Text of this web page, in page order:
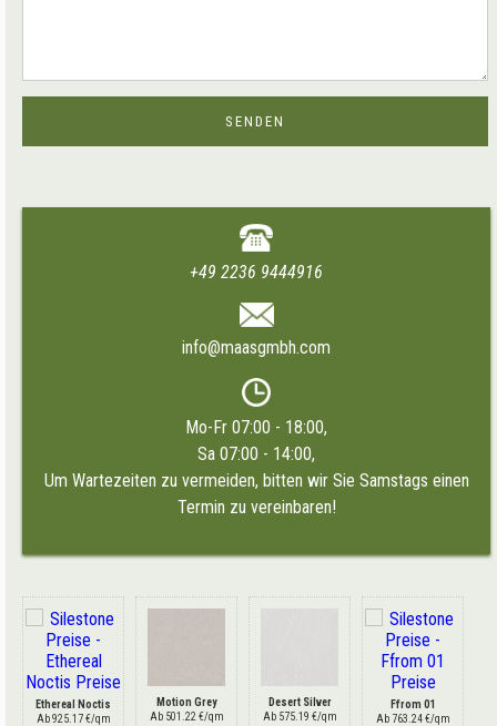
+49 2236 9444916
info@maasgmbh.com
Mo-Fr 07:00 - 18:00,
Sa 07:00 - 14:00,
Um Wartezeiten zu vermeiden, bitten wir Sie Samstags einen
Termin zu vereinbaren!
Ethereal Noctis
Ab 925.17 €/qm
Motion Grey
Ab 501.22 €/qm
Desert Silver
Ab 575.19 €/qm
Ffrom 01
Ab 763.24 €/qm